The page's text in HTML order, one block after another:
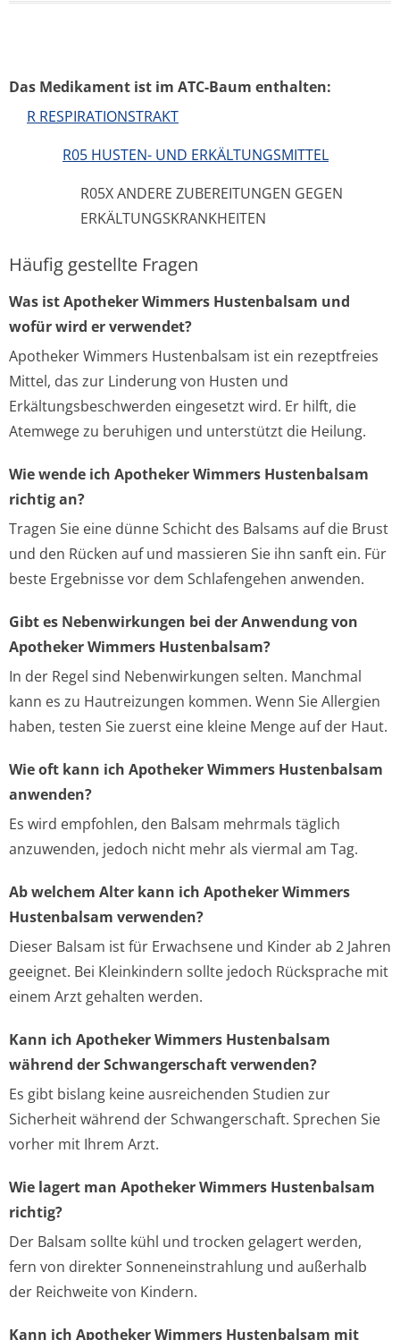
Das Medikament ist im ATC-Baum enthalten:
R RESPIRATIONSTRAKT
R05 HUSTEN- UND ERKÄLTUNGSMITTEL
R05X ANDERE ZUBEREITUNGEN GEGEN
ERKÄLTUNGSKRANKHEITEN
Häufig gestellte Fragen
Was ist Apotheker Wimmers Hustenbalsam und
wofür wird er verwendet?
Apotheker Wimmers Hustenbalsam ist ein rezeptfreies
Mittel, das zur Linderung von Husten und
Erkältungsbeschwerden eingesetzt wird. Er hilft, die
Atemwege zu beruhigen und unterstützt die Heilung.
Wie wende ich Apotheker Wimmers Hustenbalsam
richtig an?
Tragen Sie eine dünne Schicht des Balsams auf die Brust
und den Rücken auf und massieren Sie ihn sanft ein. Für
beste Ergebnisse vor dem Schlafengehen anwenden.
Gibt es Nebenwirkungen bei der Anwendung von
Apotheker Wimmers Hustenbalsam?
In der Regel sind Nebenwirkungen selten. Manchmal
kann es zu Hautreizungen kommen. Wenn Sie Allergien
haben, testen Sie zuerst eine kleine Menge auf der Haut.
Wie oft kann ich Apotheker Wimmers Hustenbalsam
anwenden?
Es wird empfohlen, den Balsam mehrmals täglich
anzuwenden, jedoch nicht mehr als viermal am Tag.
Ab welchem Alter kann ich Apotheker Wimmers
Hustenbalsam verwenden?
Dieser Balsam ist für Erwachsene und Kinder ab 2 Jahren
geeignet. Bei Kleinkindern sollte jedoch Rücksprache mit
einem Arzt gehalten werden.
Kann ich Apotheker Wimmers Hustenbalsam
während der Schwangerschaft verwenden?
Es gibt bislang keine ausreichenden Studien zur
Sicherheit während der Schwangerschaft. Sprechen Sie
vorher mit Ihrem Arzt.
Wie lagert man Apotheker Wimmers Hustenbalsam
richtig?
Der Balsam sollte kühl und trocken gelagert werden,
fern von direkter Sonneneinstrahlung und außerhalb
der Reichweite von Kindern.
Kann ich Apotheker Wimmers Hustenbalsam mit